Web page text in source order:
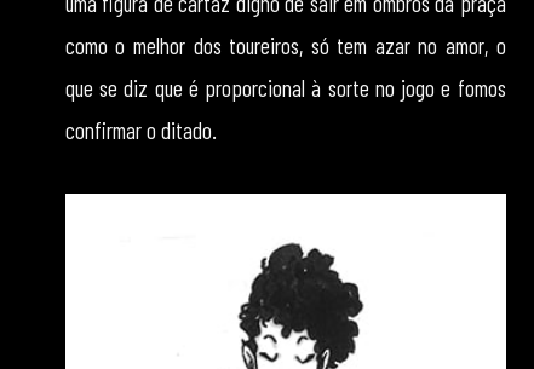
como o melhor dos toureiros, só tem azar no amor, o
que se diz que é proporcional à sorte no jogo e fomos
confirmar o ditado.